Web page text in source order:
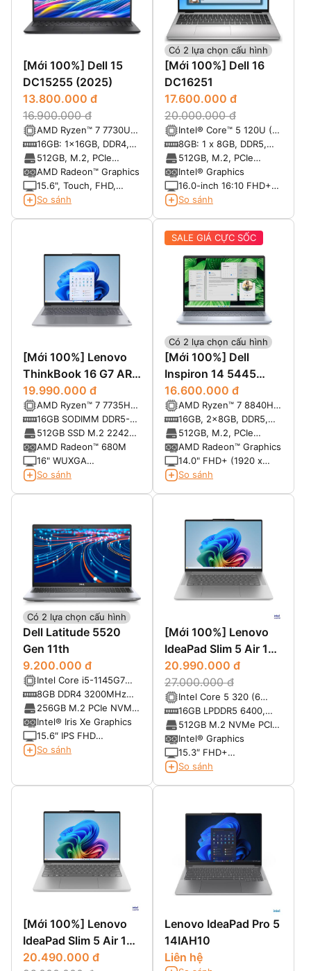
[Mới 100%] Dell 15
DC15255 (2025)
13.800.000 đ
16.900.000 đ
AMD Ryzen™ 7 7730U
8-core with Radeon™
Graphics
16GB: 1x16GB, DDR4,
3200 MT/s
512GB, M.2, PCIe
NVMe, SSD
AMD Radeon™ Graphics
15.6", Touch, FHD,
60Hz, WVA, IPS, Anti-
So sánh
Có 2 lựa chọn cấu hình
[Mới 100%] Dell 16
DC16251
17.600.000 đ
20.000.000 đ
Intel® Core™ 5 120U (10
cores, up to 5.0 GHz)
8GB: 1 x 8GB, DDR5,
5200 MT/s
512GB, M.2, PCIe
NVMe, SSD
Intel® Graphics
16.0-inch 16:10 FHD+
(1920x1200) Touch
ComfortView
So sánh
[Mới 100%] Lenovo
ThinkBook 16 G7 ARP
(9QSA) (AMD Ryzen 7
7735HS, RAM 16GB,
SSD 512GB, 16"
WUXGA)
19.990.000 đ
AMD Ryzen™ 7 7735HS
(8C / 16T, 3.2 /
4.75GHz, 4MB L2 /
16MB L3)
16GB SODIMM DDR5-
4800 Up to 64GB
512GB SSD M.2 2242
PCIe 4.0x4 NVMe
AMD Radeon™ 680M
16" WUXGA
(1920x1200) IPS
So sánh
Có 2 lựa chọn cấu hình
SALE GIÁ CỰC SỐC
[Mới 100%] Dell
Inspiron 14 5445
(2024)
16.600.000 đ
AMD Ryzen™ 7 8840HS
8-core/16-thread
Processor with
Radeon™ Graphics
16GB, 2x8GB, DDR5,
5600 MT/s
512GB, M.2, PCIe
NVMe, SSD
AMD Radeon™ Graphics
14.0" FHD+ (1920 x
1280), 300 nits, 100%
So sánh
Có 2 lựa chọn cấu hình
Dell Latitude 5520
Gen 11th
9.200.000 đ
Intel Core i5-1145G7
(2.60GHz up to
4.40GHz, 8MB Cache)
8GB DDR4 3200MHz
(1x8GB)
256GB M.2 PCIe NVMe
SSD
Intel® Iris Xe Graphics
15.6″ IPS FHD
(1920×1080) Non-
So sánh
[Mới 100%] Lenovo
IdeaPad Slim 5 Air 15
2026 (Xiaoxin Air 15)
20.990.000 đ
27.000.000 đ
Intel Core 5 320 (6
nhân 6 luồng, có thể
đạt tới 4.6GHz với
turbo boost, 6MB
Cache)
16GB LPDDR5 6400,
không hỗ trợ nâng cấp
512GB M.2 NVMe PCIe
SSD
Intel® Graphics
15.3″ FHD+
(1920x1200) IPS, màn
400nits, tỷ lệ khung
hình 16:10, 100% srgb,
màn giảm ánh sáng
xanh bảo vệ mắt TUV
So sánh
[Mới 100%] Lenovo
IdeaPad Slim 5 Air 13
2026 (Xiaoxin Air 13)
20.490.000 đ
Lenovo IdeaPad Pro 5
14IAH10
Liên hệ